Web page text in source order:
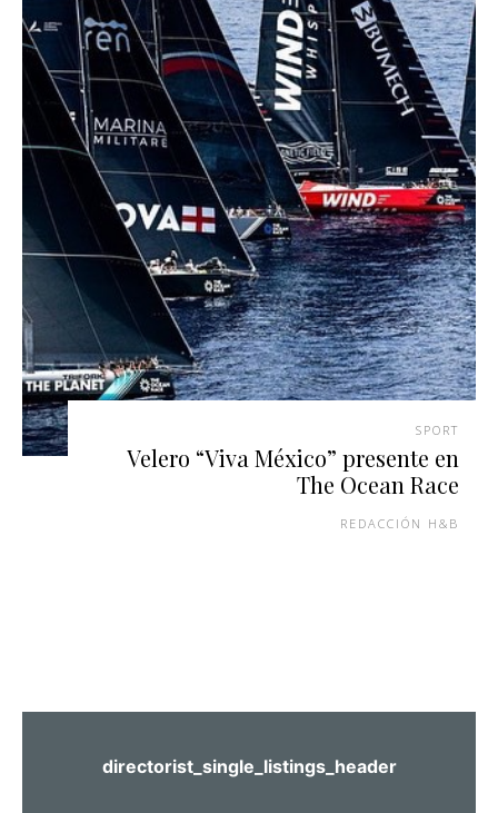
SPORT
Velero “Viva México” presente en
The Ocean Race
REDACCIÓN H&B
directorist_single_listings_header